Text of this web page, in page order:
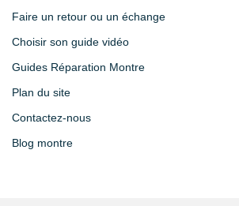
Faire un retour ou un échange
Choisir son guide vidéo
Guides Réparation Montre
Plan du site
Contactez-nous
Blog montre